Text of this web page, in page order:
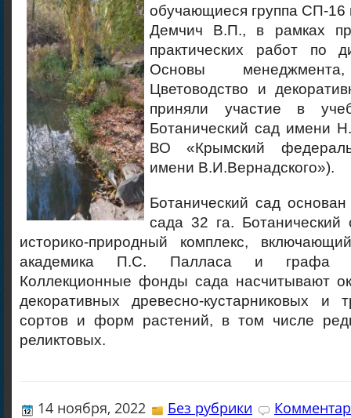
обучающиеся группа СП-16
Демчич В.П., в рамках
практических работ по
Основы
Цветоводство и
приняли участие в
Ботанический сад имени
ВО «Крымский
имени В.И.Вернадского»).
Ботанический сад
сада 32 га.
историко-природный комплекс,
академика П.С. Палласа и графа
Коллекционные фонды сада насчитывают
декоративных древесно-кустарниковых и
сортов и форм растений, в том числе
реликтовых.
14 ноября, 2022 Без рубрики